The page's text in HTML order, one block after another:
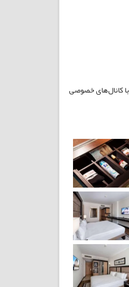
این اتاق کینگ برتر دارای سیستم تهویه مطبوع مرکزی، مینی بار، صندوق امانات به اندازه لپ‌تاپ و تلویزیون LCD با کانال‌های خصوصی